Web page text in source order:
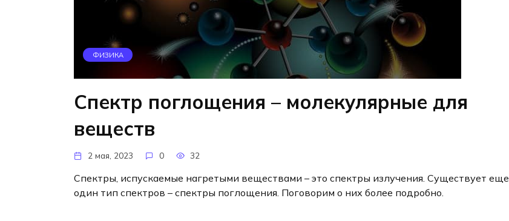
ФИЗИКА
Спектр поглощения – молекулярные для
веществ
2 мая, 2023 0 32
Спектры, испускаемые нагретыми веществами – это спектры излучения. Существует еще
один тип спектров – спектры поглощения. Поговорим о них более подробно.